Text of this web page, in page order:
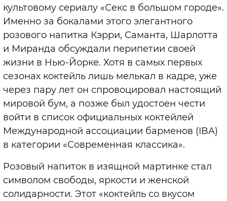
культовому сериалу «Секс в большом городе».
Именно за бокалами этого элегантного
розового напитка Кэрри, Саманта, Шарлотта
и Миранда обсуждали перипетии своей
жизни в Нью-Йорке. Хотя в самых первых
сезонах коктейль лишь мелькал в кадре, уже
через пару лет он спровоцировал настоящий
мировой бум, а позже был удостоен чести
войти в список официальных коктейлей
Международной ассоциации барменов (IBA)
в категории «Современная классика».
Розовый напиток в изящной мартинке стал
символом свободы, яркости и женской
солидарности. Этот «коктейль со вкусом